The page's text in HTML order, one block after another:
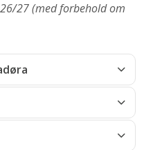
27 (med forbehold om